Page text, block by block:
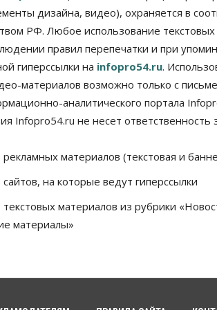
дизайна, видео), охраняется в
РФ. Любое использование текстовых
правил перепечатки и при
гиперссылки на infopro54.ru.
материалов возможно только с
аналитического портала
Infopro54.ru не несет ответственность
материалов (текстовая и
на которые ведут гиперссылки
материалов из рубрики
материалы»